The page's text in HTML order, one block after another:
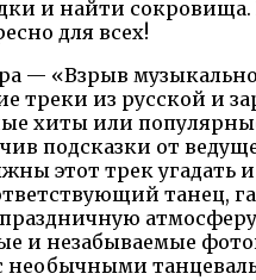
и найти сокровища.
для всех!
— «Взрыв
треки из русской и
хиты или
подсказки от
этот трек угадать и
танец,
и незабываемые
необычными